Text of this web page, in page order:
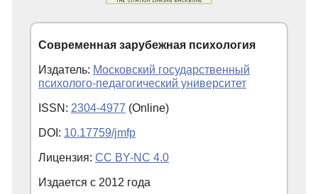
Современная зарубежная психология
Издатель: Московский государственный
психолого-педагогический университет
ISSN: 2304-4977 (Online)
DOI: 10.17759/jmfp
Лицензия: CC BY-NC 4.0
Издается с 2012 года